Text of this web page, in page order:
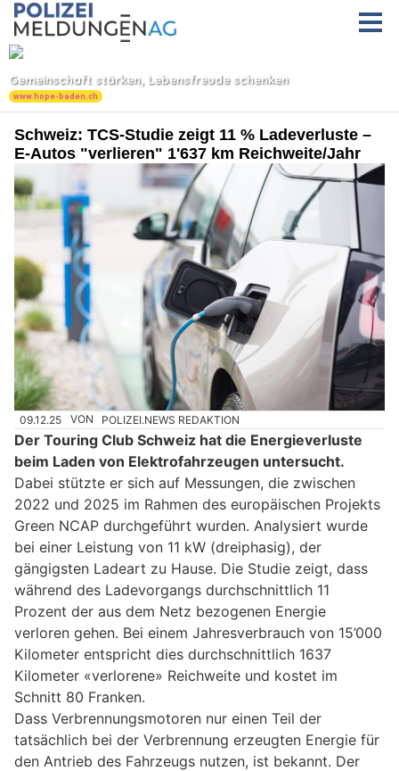
Schweiz: TCS-Studie zeigt 11 % Ladeverluste –
E-Autos "verlieren" 1'637 km Reichweite/Jahr
09.12.25 VON POLIZEI.NEWS REDAKTION
Der Touring Club Schweiz hat die Energieverluste
beim Laden von Elektrofahrzeugen untersucht.
Dabei stützte er sich auf Messungen, die zwischen
2022 und 2025 im Rahmen des europäischen Projekts
Green NCAP durchgeführt wurden. Analysiert wurde
bei einer Leistung von 11 kW (dreiphasig), der
gängigsten Ladeart zu Hause. Die Studie zeigt, dass
während des Ladevorgangs durchschnittlich 11
Prozent der aus dem Netz bezogenen Energie
verloren gehen. Bei einem Jahresverbrauch von 15’000
Kilometer entspricht dies durchschnittlich 1637
Kilometer «verlorene» Reichweite und kostet im
Schnitt 80 Franken.
Dass Verbrennungsmotoren nur einen Teil der
tatsächlich bei der Verbrennung erzeugten Energie für
den Antrieb des Fahrzeugs nutzen, ist bekannt. Der